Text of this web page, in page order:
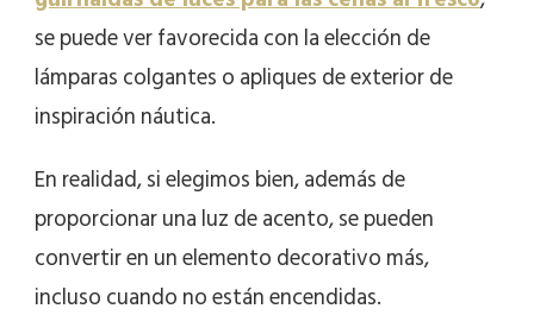
se puede ver favorecida con la elección de
lámparas colgantes o apliques de exterior de
inspiración náutica.
En realidad, si elegimos bien, además de
proporcionar una luz de acento, se pueden
convertir en un elemento decorativo más,
incluso cuando no están encendidas.